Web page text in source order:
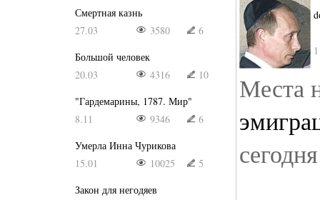
Смертная казнь
27.03
3580
6
Большой человек
20.03
4316
10
"Гардемарины, 1787. Мир"
8.11
9346
6
Умерла Инна Чурикова
15.01
10025
5
Закон для негодяев
Места